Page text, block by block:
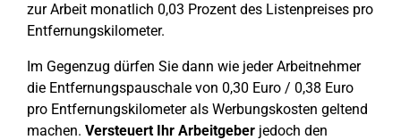
zur Arbeit monatlich 0,03 Prozent des Listenpreises pro
Entfernungskilometer.
Im Gegenzug dürfen Sie dann wie jeder Arbeitnehmer
die Entfernungspauschale von 0,30 Euro / 0,38 Euro
pro Entfernungskilometer als Werbungskosten geltend
machen. Versteuert Ihr Arbeitgeber jedoch den